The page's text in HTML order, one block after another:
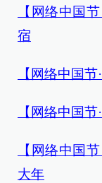
【网络中国
宿
【网络中国
【网络中国
【网络中国
大年